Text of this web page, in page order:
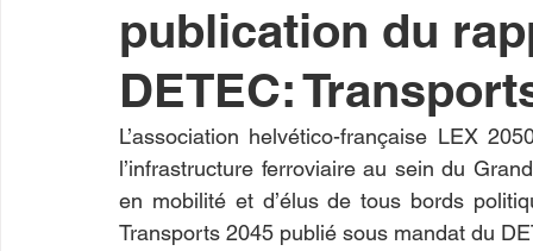
publication du
DETEC:
L’association helvético-française LEX
l’infrastructure ferroviaire au sein du
en mobilité et d’élus de tous bords
Transports 2045 publié sous mandat du